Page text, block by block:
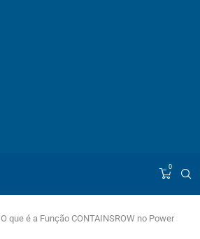
0
O que é a Função CONTAINSROW no Power